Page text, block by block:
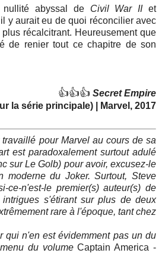
abyssal de Civil War IIet
y aurait eu de quoi réconcilier avec
récalcitrant. Heureusement que
de renier tout ce chapitre de son
👍👍👍 Secret Empire
la série principale) | Marvel, 2017
pour Marvel au cours de sa
est paradoxalement surtout adulé
sur Le Golb) pour avoir, excusez-le
moderne du Joker. Surtout, Steve
ce-n'est-le premier(s) auteur(s) de
s'étirant sur plus de deux
rare à l'époque, tant chez
qui n'en est évidemment pas un du
du volumeCaptain America -